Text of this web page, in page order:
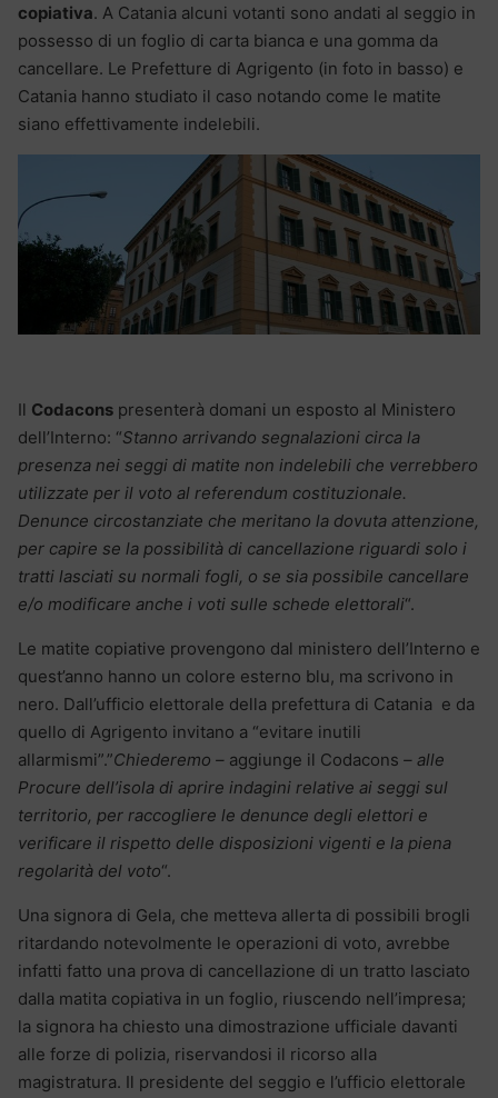
copiativa. A Catania alcuni votanti sono andati al seggio in
possesso di un foglio di carta bianca e una gomma da
cancellare. Le Prefetture di Agrigento (in foto in basso) e
Catania hanno studiato il caso notando come le matite
siano effettivamente indelebili.
Il Codacons presenterà domani un esposto al Ministero
dell’Interno: “Stanno arrivando segnalazioni circa la
presenza nei seggi di matite non indelebili che verrebbero
utilizzate per il voto al referendum costituzionale.
Denunce circostanziate che meritano la dovuta attenzione,
per capire se la possibilità di cancellazione riguardi solo i
tratti lasciati su normali fogli, o se sia possibile cancellare
e/o modificare anche i voti sulle schede elettorali“.
Le matite copiative provengono dal ministero dell’Interno e
quest’anno hanno un colore esterno blu, ma scrivono in
nero. Dall’ufficio elettorale della prefettura di Catania e da
quello di Agrigento invitano a “evitare inutili
allarmismi”.”Chiederemo – aggiunge il Codacons – alle
Procure dell’isola di aprire indagini relative ai seggi sul
territorio, per raccogliere le denunce degli elettori e
verificare il rispetto delle disposizioni vigenti e la piena
regolarità del voto“.
Una signora di Gela, che metteva allerta di possibili brogli
ritardando notevolmente le operazioni di voto, avrebbe
infatti fatto una prova di cancellazione di un tratto lasciato
dalla matita copiativa in un foglio, riuscendo nell’impresa;
la signora ha chiesto una dimostrazione ufficiale davanti
alle forze di polizia, riservandosi il ricorso alla
magistratura. Il presidente del seggio e l’ufficio elettorale